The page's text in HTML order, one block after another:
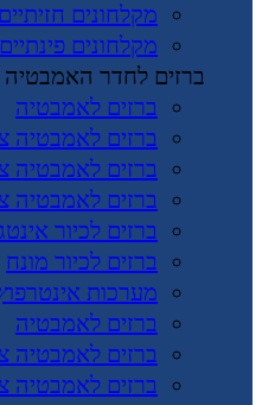
מקלחונים
מקלחונים
ברזים לחדר האמבטיה
ברזים לאמבטיה
ברזים לאמבטיה
ברזים לאמבטיה
ברזים לאמבטיה
ברזים לכיור
ברזים לכיור מונח
מערכות
ברזים לאמבטיה
ברזים לאמבטיה
ברזים לאמבטיה